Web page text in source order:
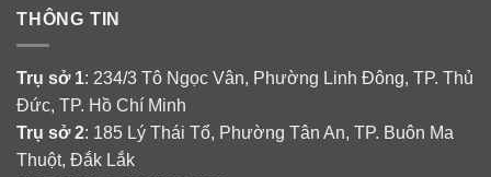
THÔNG TIN
Trụ sở 1: 234/3 Tô Ngọc Vân, Phường Linh Đông, TP. Thủ
Đức, TP. Hồ Chí Minh
Trụ sở 2: 185 Lý Thái Tổ, Phường Tân An, TP. Buôn Ma
Thuột, Đắk Lắk